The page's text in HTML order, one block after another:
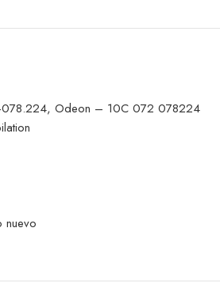
Odeon – 10C 072 078224
nuevo